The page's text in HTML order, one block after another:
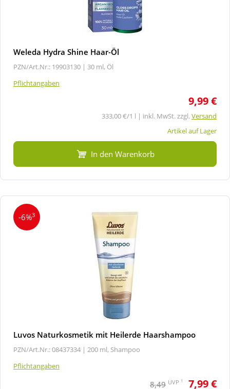
Weleda Hydra Shine Haar-Öl
PZN/Art.Nr.: 19903130 | 30 ml, Öl
Pflichtangaben
9,99 €
333,00 €/1 l | inkl. MwSt. zzgl.Versand
Artikel auf Lager
In den Warenkorb
-6%3
Luvos Naturkosmetik mit Heilerde Haarshampoo
PZN/Art.Nr.: 08437334 | 200 ml, Shampoo
Pflichtangaben
8,49 UVP 1 7,99 €